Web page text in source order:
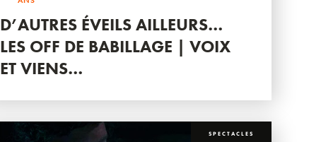
D’AUTRES ÉVEILS AILLEURS…
LES OFF DE BABILLAGE | VOIX
ET VIENS…
SPECTACLES